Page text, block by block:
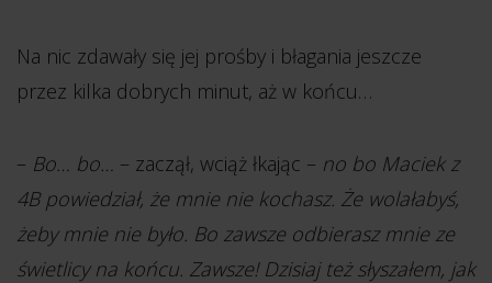
Na nic zdawały się jej prośby i błagania jeszcze
przez kilka dobrych minut, aż w końcu…
– Bo… bo… – zaczął, wciąż łkając – no bo Maciek z
4B powiedział, że mnie nie kochasz. Że wolałabyś,
żeby mnie nie było. Bo zawsze odbierasz mnie ze
świetlicy na końcu. Zawsze! Dzisiaj też słyszałem, jak